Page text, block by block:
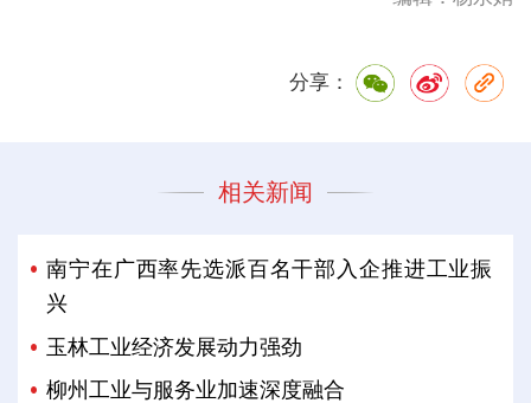
分享：
相关新闻
南宁在广西率先选派百名干部入企推进工业振
兴
玉林工业经济发展动力强劲
柳州工业与服务业加速深度融合